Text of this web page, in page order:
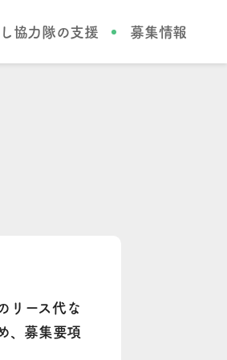
協力隊の支援 募集情報
リース代な
、募集要項